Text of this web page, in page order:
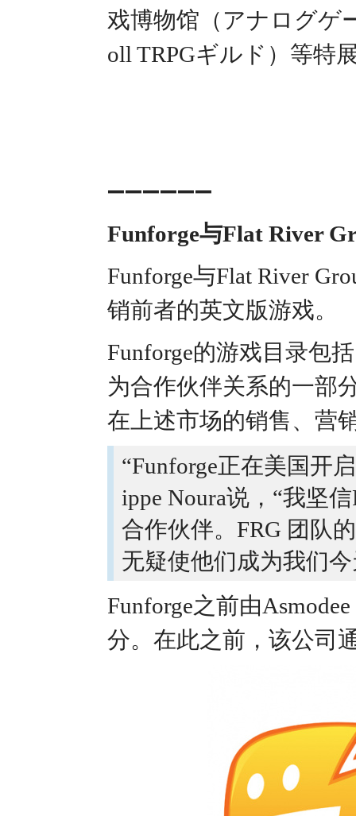
戏博物馆（アナログゲ
oll TRPGギルド）等特
➖➖➖➖➖➖
Funforge与Flat River
Funforge与Flat River
销前者的英文版游戏。
Funforge的游戏目录包
为合作伙伴关系的一部
在上述市场的销售、营
“Funforge正在美国开
ippe Noura说，“我坚
合作伙伴。FRG 团队
无疑使他们成为我们
Funforge之前由
分。在此之前，该公司